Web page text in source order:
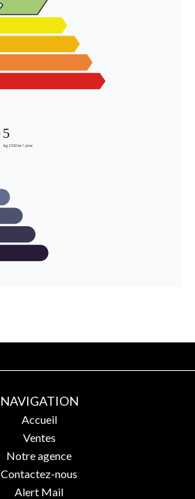
NAVIGATION
Accueil
Ventes
Notre agence
Contactez-nous
Alert Mail